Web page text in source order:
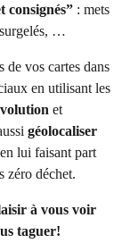
consignés” : mets
surgelés, …
de vos cartes dans
en utilisant les
et
géolocaliser
en lui faisant part
zéro déchet.
à vous voir
taguer!